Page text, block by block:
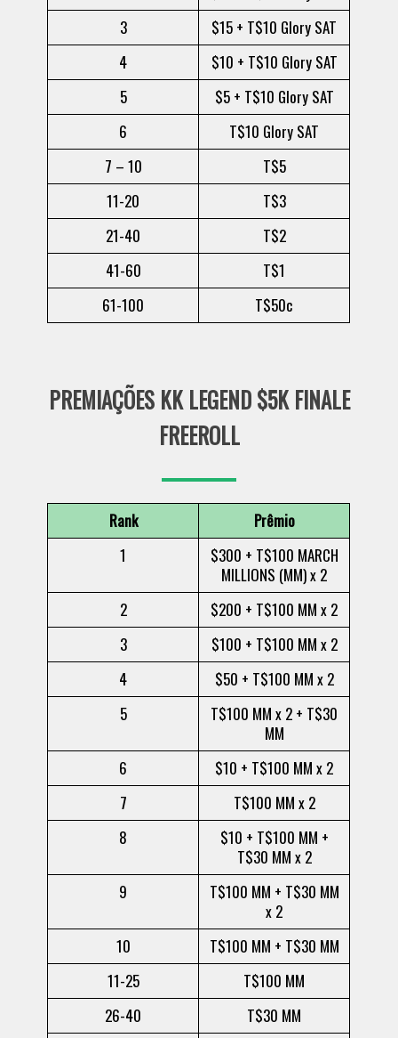
3
$15 + T$10 Glory SAT
4
$10 + T$10 Glory SAT
5
$5 + T$10 Glory SAT
6
T$10 Glory SAT
7 – 10
T$5
11-20
T$3
21-40
T$2
41-60
T$1
61-100
T$50c
PREMIAÇÕES KK LEGEND $5K FINALE
FREEROLL
Rank
Prêmio
1
$300 + T$100 MARCH
MILLIONS (MM) x 2
2
$200 + T$100 MM x 2
3
$100 + T$100 MM x 2
4
$50 + T$100 MM x 2
5
T$100 MM x 2 + T$30
MM
6
$10 + T$100 MM x 2
7
T$100 MM x 2
8
$10 + T$100 MM +
T$30 MM x 2
9
T$100 MM + T$30 MM
x 2
10
T$100 MM + T$30 MM
11-25
T$100 MM
26-40
T$30 MM